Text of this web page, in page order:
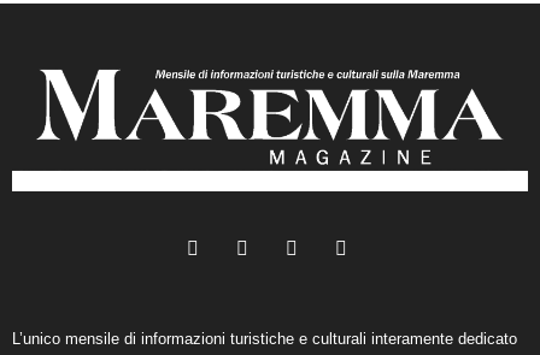
L’unico mensile di informazioni turistiche e culturali interamente dedicato